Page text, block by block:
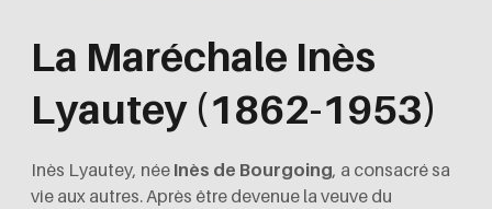
La Maréchale Inès
Lyautey (1862-1953)
Inès Lyautey, née Inès de Bourgoing, a consacré sa
vie aux autres. Après être devenue la veuve du